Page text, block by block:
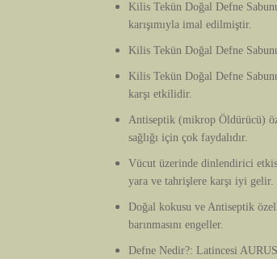
Kilis Tekün Doğal Defne
karışımıyla imal edilmiştir.
Kilis Tekün Doğal Defne
Kilis Tekün Doğal Defne
karşı etkilidir.
Antiseptik (mikrop Öldürücü)
sağlığı için çok faydalıdır.
Vücut üzerinde dinlendirici
yara ve tahrişlere karşı iyi gelir.
Doğal kokusu ve Antiseptik
barınmasını engeller.
Defne Nedir?: Latincesi